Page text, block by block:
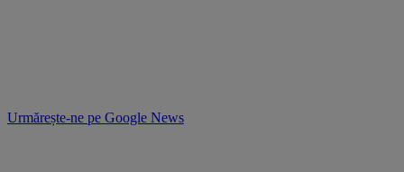
Urmărește-ne pe Google News